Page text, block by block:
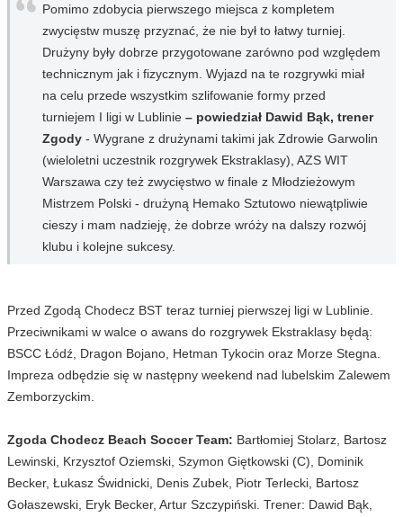
Pomimo zdobycia pierwszego miejsca z kompletem
zwycięstw muszę przyznać, że nie był to łatwy turniej.
Drużyny były dobrze przygotowane zarówno pod względem
technicznym jak i fizycznym. Wyjazd na te rozgrywki miał
na celu przede wszystkim szlifowanie formy przed
turniejem I ligi w Lublinie – powiedział Dawid Bąk, trener
Zgody - Wygrane z drużynami takimi jak Zdrowie Garwolin
(wieloletni uczestnik rozgrywek Ekstraklasy), AZS WIT
Warszawa czy też zwycięstwo w finale z Młodzieżowym
Mistrzem Polski - drużyną Hemako Sztutowo niewątpliwie
cieszy i mam nadzieję, że dobrze wróży na dalszy rozwój
klubu i kolejne sukcesy.
Przed Zgodą Chodecz BST teraz turniej pierwszej ligi w Lublinie.
Przeciwnikami w walce o awans do rozgrywek Ekstraklasy będą:
BSCC Łódź, Dragon Bojano, Hetman Tykocin oraz Morze Stegna.
Impreza odbędzie się w następny weekend nad lubelskim Zalewem
Zemborzyckim.
Zgoda Chodecz Beach Soccer Team: Bartłomiej Stolarz, Bartosz
Lewinski, Krzysztof Oziemski, Szymon Giętkowski (C), Dominik
Becker, Łukasz Świdnicki, Denis Zubek, Piotr Terlecki, Bartosz
Gołaszewski, Eryk Becker, Artur Szczypiński. Trener: Dawid Bąk,